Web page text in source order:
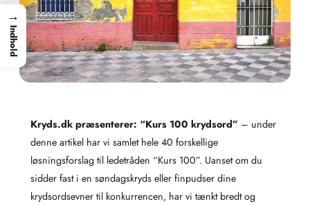
Kryds.dk præsenterer: “Kurs 100 krydsord” – under
denne artikel har vi samlet hele 40 forskellige
løsningsforslag til ledetråden “Kurs 100”. Uanset om du
sidder fast i en søndagskryds eller finpudser dine
krydsordsevner til konkurrencen, har vi tænkt bredt og
→
Indhold